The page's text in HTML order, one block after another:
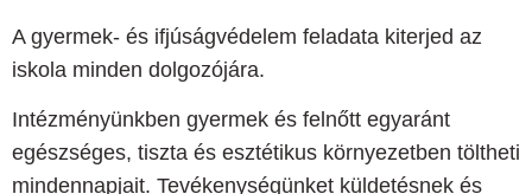
A gyermek- és ifjúságvédelem feladata kiterjed az
iskola minden dolgozójára.
Intézményünkben gyermek és felnőtt egyaránt
egészséges, tiszta és esztétikus környezetben töltheti
mindennapjait. Tevékenységünket küldetésnek és